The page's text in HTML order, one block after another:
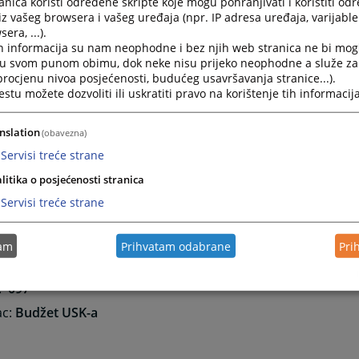
da nije izrečena zaštitna mjera
da ne postoji dug u Registru novčanih kazni BiH
da nije u toku krivični postupak
presudom za krivično djelo nespojivo sa dužnošću
i da nije izrečena zaštitna mjera obavljanja djelatnosti
račun :
3380002210005877
097
Budžet USK-a
vašeg browsera i vašeg uređaja (npr. IP adresa uređaja,
...).
informacija su nam neophodne i bez njih web stranica ne bi
svom punom obimu, dok neke nisu prijeko neophodne a služe
nivoa posjećenosti, budućeg usavršavanja stranice...).
možete dozvoliti ili uskratiti pravo na korištenje tih
(obavezna)
Servisi treće strane
o posjećenosti stranica
Servisi treće strane
Prihvatam odabrane